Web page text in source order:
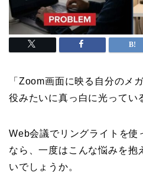
「Zoom画面に映る自分のメ
役みたいに真っ白に光ってい
Web会議でリングライトを使
なら、一度はこんな悩みを抱
いでしょうか。